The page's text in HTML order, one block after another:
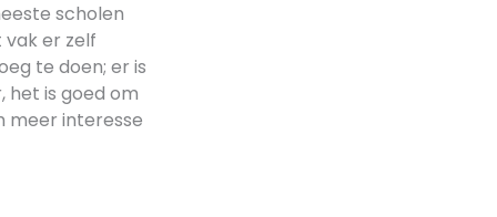
scholen
er zelf
te doen; er is
het is goed om
meer interesse